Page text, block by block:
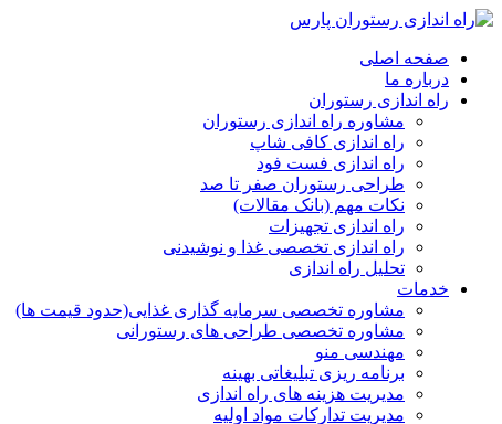
صفحه اصلی
درباره ما
راه اندازی رستوران
مشاوره راه اندازی رستوران
راه اندازی کافی شاپ
راه اندازی فست فود
طراحی رستوران صفر تا صد
نکات مهم (بانک مقالات)
راه اندازی تجهیزات
راه اندازی تخصصی غذا و نوشیدنی
تحلیل راه اندازی
خدمات
مشاوره تخصصی سرمایه گذاری غذایی(حدود قیمت ها)
مشاوره تخصصی طراحی های رستورانی
مهندسی منو
برنامه ریزی تبلیغاتی بهینه
مدیریت هزینه های راه اندازی
مدیریت تدارکات مواد اولیه